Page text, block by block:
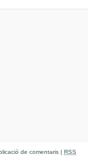
de comentaris | RSS